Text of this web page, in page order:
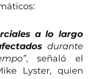
a lo largo
durante
, señaló el
Lyster, quien